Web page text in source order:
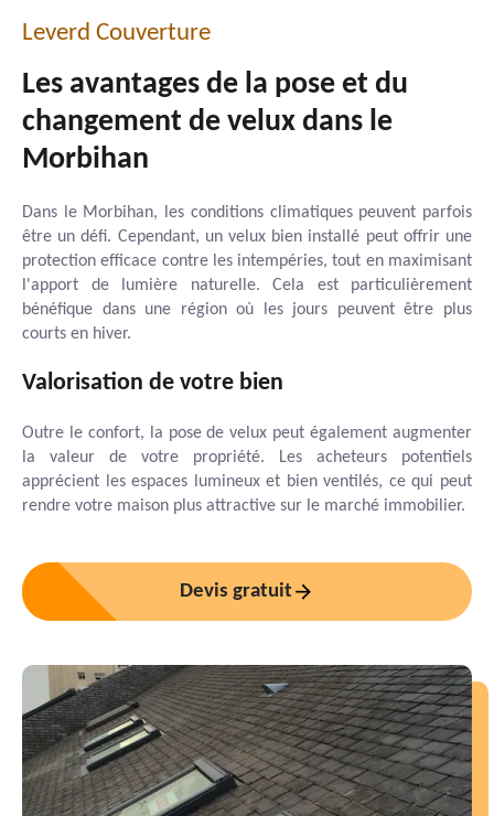
Leverd Couverture
Les avantages de la pose et du
changement de velux dans le
Morbihan
Dans le Morbihan, les conditions climatiques peuvent parfois
être un défi. Cependant, un velux bien installé peut offrir une
protection efficace contre les intempéries, tout en maximisant
l'apport de lumière naturelle. Cela est particulièrement
bénéfique dans une région où les jours peuvent être plus
courts en hiver.
Valorisation de votre bien
Outre le confort, la pose de velux peut également augmenter
la valeur de votre propriété. Les acheteurs potentiels
apprécient les espaces lumineux et bien ventilés, ce qui peut
rendre votre maison plus attractive sur le marché immobilier.
Devis gratuit